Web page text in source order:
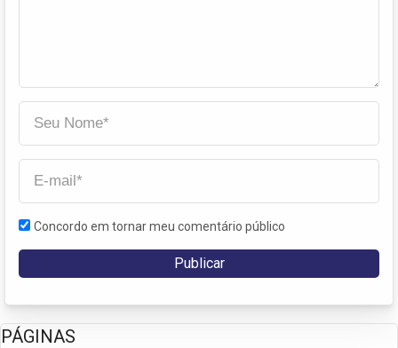
Concordo em tornar meu comentário público
PÁGINAS